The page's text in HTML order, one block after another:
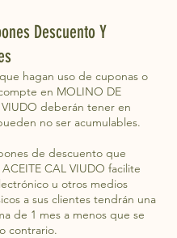
Descuento Y
hagan uso de cuponas o
en MOLINO DE
VIUDO deberán tener en
no ser acumulables.
de descuento que
CAL VIUDO facilite
u otros medios
a sus clientes tendrán una
de 1 mes a menos que se
contrario.